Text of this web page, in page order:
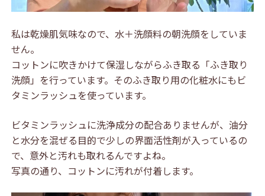
私は乾燥肌気味なので、水＋洗顔料の朝洗顔をしていま
せん。
コットンに吹きかけて保湿しながらふき取る「ふき取り
洗顔」を行っています。そのふき取り用の化粧水にもビ
タミンラッシュを使っています。
ビタミンラッシュに洗浄成分の配合ありませんが、油分
と水分を混ぜる目的で少しの界面活性剤が入っているの
で、意外と汚れも取れるんですよね。
写真の通り、コットンに汚れが付着します。